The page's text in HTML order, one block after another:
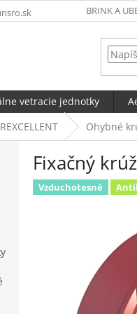
BRINK A
vetracie jednotky
Ohybné
Fixačný
Vzduchotesné